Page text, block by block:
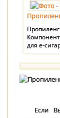
для е-
Если